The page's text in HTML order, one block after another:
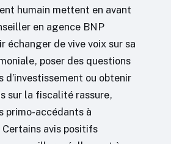
humain mettent en avant
en agence BNP
échanger de vive voix sur sa
poser des questions
d’investissement ou obtenir
sur la fiscalité rassure,
primo-accédants à
Certains avis positifs